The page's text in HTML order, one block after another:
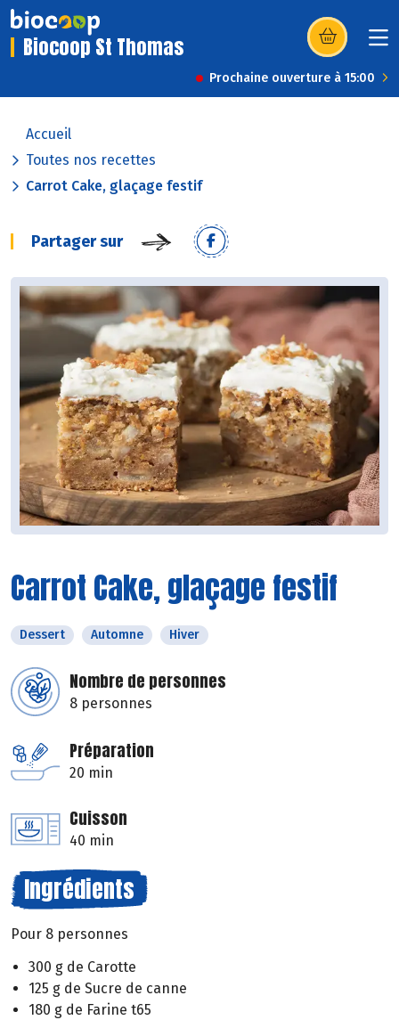
Biocoop St Thomas (s’ouvre dans
Prochaine ouverture à 15:00
Accueil
Toutes nos recettes
Carrot Cake, glaçage festif
Partager sur
Carrot Cake, glaçage festif
Dessert Automne Hiver
Nombre de personnes
8 personnes
Préparation
20 min
Cuisson
40 min
Ingrédients
Pour 8 personnes
300 g de Carotte
125 g de Sucre de canne
180 g de Farine t65